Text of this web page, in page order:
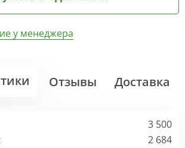
у менеджера
Отзывы Доставка
3 500
2 684